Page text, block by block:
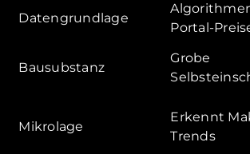
Datengrundlage
Portal-
Bausubstanz
Grobe
Mikrolage
Erkennt
Trends